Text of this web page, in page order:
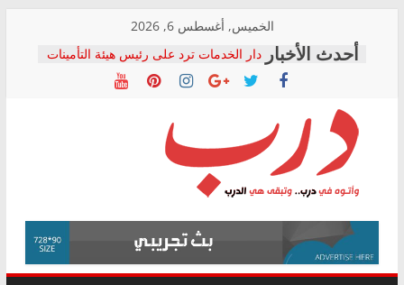
content
الخميس, أغسطس 6, 2026
دار الخدمات ترد على رئيس هيئة التأمينات
بعد مؤتمره الصحفي: إنكار الأزمة لا ينهي
معاناة أصحاب المعاشات.. ونطالب بكشف
فرحات سليمان يكتب: القطاع الصحي إلى
أين؟
حزب التحالف الشعبي يطلق لجنة “الحق
في الصحة” بالإسكندرية لرصد الانتهاكات
ودعم المرضى
الوزاري لمدينة الصحفيين.. وانتهاء أعمال
إنشاء المبنى الإداري
المجلس القومي لحقوق الإنسان يعلن
درب
وأتوه
درب..